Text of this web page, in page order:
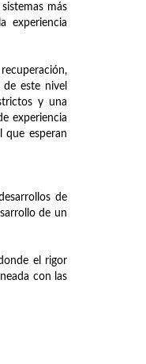
más
experiencia
este nivel
y una
experiencia
que esperan
de
de un
el rigor
con las